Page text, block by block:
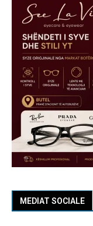
MEDIAT SOCIALE